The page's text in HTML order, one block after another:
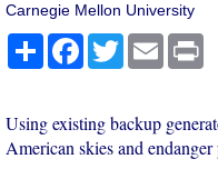
Carnegie Mellon University
PartagerFacebook
TwitterEmail
Using existing backup
American skies and endanger